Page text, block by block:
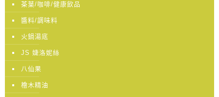
茶葉/咖啡/健康飲品
醬料/調味料
火鍋湯底
JS 婕洛妮絲
八仙果
檜木精油